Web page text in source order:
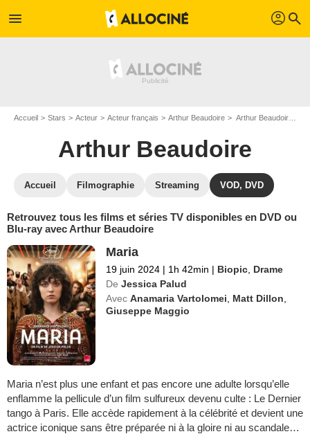
menu profil search
Accueil Stars Acteur Acteur français Arthur Beaudoire Arthur Beaudoire : ses Blu-Ray, DVD, VOD, SVOD
Arthur Beaudoire
Accueil Filmographie Streaming VOD, DVD
Retrouvez tous les films et séries TV disponibles en DVD ou
Blu-ray avec Arthur Beaudoire
Maria
19 juin 2024 | 1h 42min | Biopic Drame
De Jessica Palud
Avec Anamaria Vartolomei Matt Dillon
Giuseppe Maggio
Maria n’est plus une enfant et pas encore une adulte lorsqu’elle
enflamme la pellicule d’un film sulfureux devenu culte : Le Dernier
tango à Paris. Elle accède rapidement à la célébrité et devient une
actrice iconique sans être préparée ni à la gloire ni au scandale…